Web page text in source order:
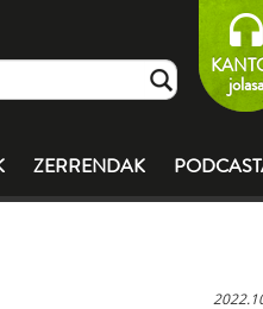
jolasa
ZERRENDAK